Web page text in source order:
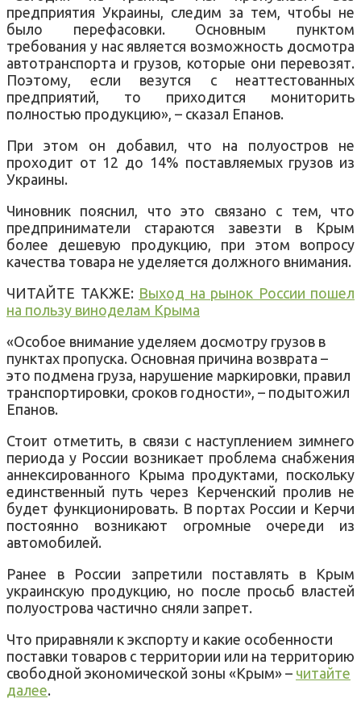
предприятия Украины, следим за тем, чтобы не
было перефасовки. Основным пунктом
требования у нас является возможность досмотра
автотранспорта и грузов, которые они перевозят.
Поэтому, если везутся с неаттестованных
предприятий, то приходится мониторить
полностью продукцию», – сказал Епанов.
При этом он добавил, что на полуостров не
проходит от 12 до 14% поставляемых грузов из
Украины.
Чиновник пояснил, что это связано с тем, что
предприниматели стараются завезти в Крым
более дешевую продукцию, при этом вопросу
качества товара не уделяется должного внимания.
ЧИТАЙТЕ ТАКЖЕ: Выход на рынок России пошел
на пользу виноделам Крыма
«Особое внимание уделяем досмотру грузов в
пунктах пропуска. Основная причина возврата –
это подмена груза, нарушение маркировки, правил
транспортировки, сроков годности», – подытожил
Епанов.
Стоит отметить, в связи с наступлением зимнего
периода у России возникает проблема снабжения
аннексированного Крыма продуктами, поскольку
единственный путь через Керченский пролив не
будет функционировать. В портах России и Керчи
постоянно возникают огромные очереди из
автомобилей.
Ранее в России запретили поставлять в Крым
украинскую продукцию, но после просьб властей
полуострова частично сняли запрет.
Что приравняли к экспорту и какие особенности
поставки товаров с территории или на территорию
свободной экономической зоны «Крым» – читайте
далее.